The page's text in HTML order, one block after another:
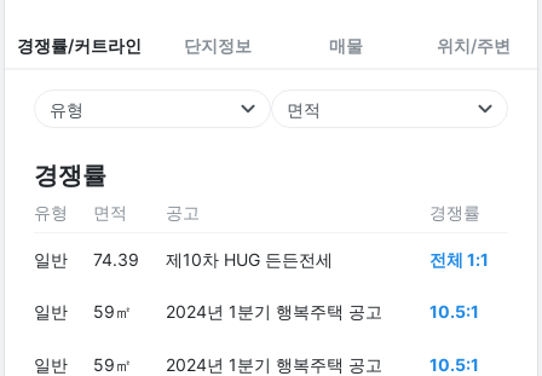
경쟁률/커트라인 단지정보 매물 위치/주변
유형 면적
경쟁률
유형 면적 공고 경쟁률
일반 74.39 제10차 HUG 든든전세 전체 1:1
일반 59㎡ 2024년 1분기 행복주택 공고 10.5:1
일반 59㎡ 2024년 1분기 행복주택 공고 10.5:1